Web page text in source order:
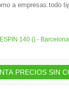
a empresas.todo
140 () - Barcelona
PRECIOS SIN